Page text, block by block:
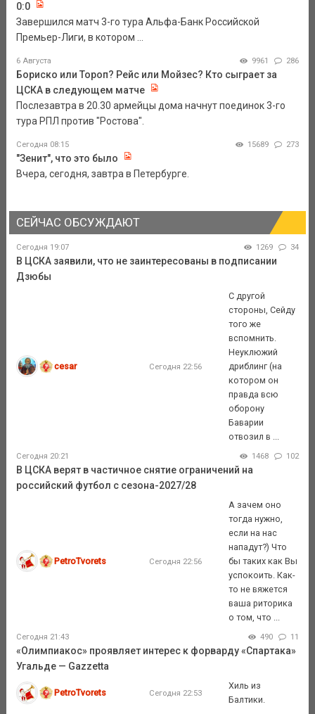
0:0
Завершился матч 3-го тура Альфа-Банк Российской
Премьер-Лиги, в котором ...
6 Августа 9961 286
Бориско или Тороп? Рейс или Мойзес? Кто сыграет за
ЦСКА в следующем матче
Послезавтра в 20.30 армейцы дома начнут поединок 3-го
тура РПЛ против "Ростова".
Сегодня 08:15 15689 273
"Зенит", что это было
Вчера, сегодня, завтра в Петербурге.
СЕЙЧАС ОБСУЖДАЮТ
Сегодня 19:07 1269 34
В ЦСКА заявили, что не заинтересованы в подписании
Дзюбы
cesar Сегодня 22:56
С другой
стороны, Сейду
того же
вспомнить.
Неуклюжий
дриблинг (на
котором он
правда всю
оборону
Баварии
отвозил в ...
Сегодня 20:21 1468 102
В ЦСКА верят в частичное снятие ограничений на
российский футбол с сезона-2027/28
PetroTvorets Сегодня 22:56
А зачем оно
тогда нужно,
если на нас
нападут?) Что
бы таких как Вы
успокоить. Как-
то не вяжется
ваша риторика
о том, что ...
Сегодня 21:43 490 11
«Олимпиакос» проявляет интерес к форварду «Спартака»
Угальде — Gazzetta
PetroTvorets Сегодня 22:53
Хиль из
Балтики.